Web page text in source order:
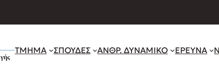
ΤΜΗΜΑ ΣΠΟΥΔΕΣ ΑΝΘΡ. ΔΥΝΑΜΙΚΟ ΕΡΕΥΝΑ